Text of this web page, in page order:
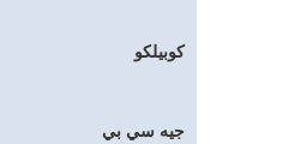
كوبيلكو
جيه سي بي